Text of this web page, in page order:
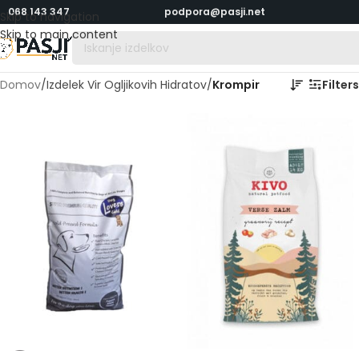
Skip to navigation
Skip to main content
068 143 347 podpora@pasji.net
Domov/Izdelek Vir Ogljikovih Hidratov/Krompir Filters